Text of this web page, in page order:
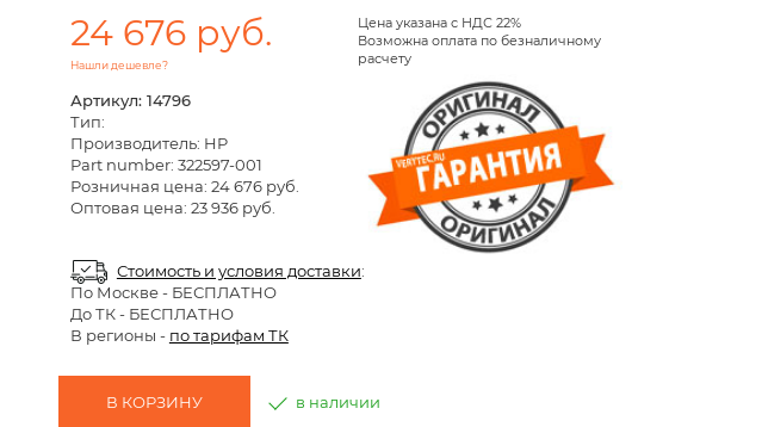
24 676 руб.
Нашли дешевле?
Цена указана с НДС 22%
Возможна оплата по безналичному
расчету
Артикул: 14796
Тип:
Производитель: HP
Part number: 322597-001
Розничная цена: 24 676 руб.
Оптовая цена: 23 936 руб.
Стоимость и условия доставки:
По Москве- БЕСПЛАТНО
До ТК - БЕСПЛАТНО
В регионы - по тарифам ТК
В КОРЗИНУ в наличии